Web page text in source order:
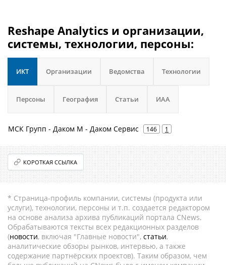
Reshape Analytics и организации,
системы, технологии, персоны:
ИКТ Организации Ведомства Технологии
Персоны География Статьи ИАА
МСК Групп - Даком М - Даком Сервис 146 1
КОРОТКАЯ ССЫЛКА
* Страница-профиль компании, системы (продукта или
услуги), технологии, персоны и т.п. создается редактором
на основе анализа архива публикаций портала CNews.
Обрабатываются тексты всех редакционных разделов
(новости, включая "Главные новости", статьи,
аналитические обзоры рынков, интервью, а также
содержание партнёрских проектов). Таким образом, чем